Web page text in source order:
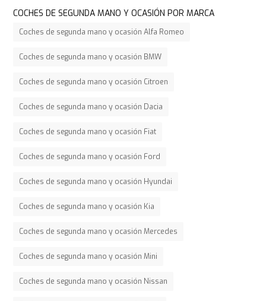
COCHES DE SEGUNDA MANO Y OCASIÓN POR MARCA
Coches de segunda mano y ocasión Alfa Romeo
Coches de segunda mano y ocasión BMW
Coches de segunda mano y ocasión Citroen
Coches de segunda mano y ocasión Dacia
Coches de segunda mano y ocasión Fiat
Coches de segunda mano y ocasión Ford
Coches de segunda mano y ocasión Hyundai
Coches de segunda mano y ocasión Kia
Coches de segunda mano y ocasión Mercedes
Coches de segunda mano y ocasión Mini
Coches de segunda mano y ocasión Nissan